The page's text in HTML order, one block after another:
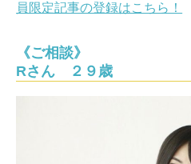
員限定記事の登録はこちら！
《ご相談》
Rさん ２９歳